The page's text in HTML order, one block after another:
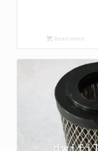
Read more